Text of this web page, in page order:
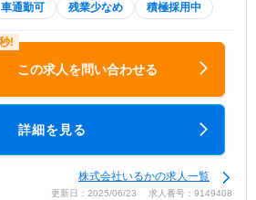
車通勤可 残業少なめ 積極採用中
この求人を問い合わせる
詳細を見る
株式会社いるかの求人一覧
更新日：2025/06/23 求人番号：9149408